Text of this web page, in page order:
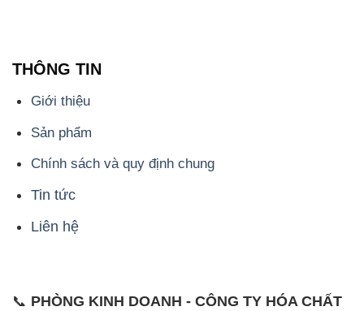
THÔNG TIN
Giới thiệu
Sản phẩm
Chính sách và quy định chung
Tin tức
Liên hệ
📞 PHÒNG KINH DOANH - CÔNG TY HÓA CHẤT